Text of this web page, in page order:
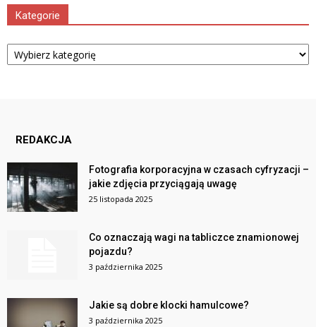
Kategorie
Kategorie
REDAKCJA
Fotografia korporacyjna w czasach cyfryzacji –
jakie zdjęcia przyciągają uwagę
25 listopada 2025
Co oznaczają wagi na tabliczce znamionowej
pojazdu?
3 października 2025
Jakie są dobre klocki hamulcowe?
3 października 2025